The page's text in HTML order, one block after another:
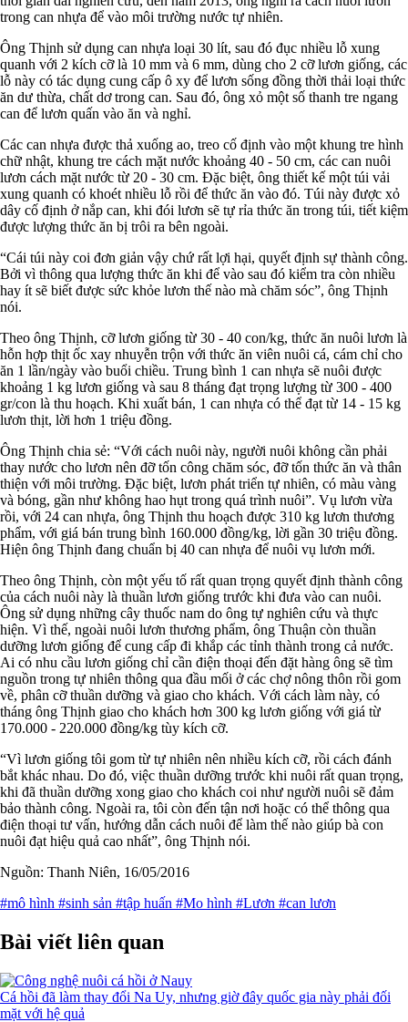
trong can nhựa để vào môi trường nước tự nhiên.
Ông Thịnh sử dụng can nhựa loại 30 lít, sau đó đục nhiều lỗ xung
quanh với 2 kích cỡ là 10 mm và 6 mm, dùng cho 2 cỡ lươn giống, các
lỗ này có tác dụng cung cấp ô xy để lươn sống đồng thời thải loại thức
ăn dư thừa, chất dơ trong can. Sau đó, ông xỏ một số thanh tre ngang
can để lươn quấn vào ăn và nghỉ.
Các can nhựa được thả xuống ao, treo cố định vào một khung tre hình
chữ nhật, khung tre cách mặt nước khoảng 40 - 50 cm, các can nuôi
lươn cách mặt nước từ 20 - 30 cm. Đặc biệt, ông thiết kế một túi vải
xung quanh có khoét nhiều lỗ rồi để thức ăn vào đó. Túi này được xỏ
dây cố định ở nắp can, khi đói lươn sẽ tự rỉa thức ăn trong túi, tiết kiệm
được lượng thức ăn bị trôi ra bên ngoài.
“Cái túi này coi đơn giản vậy chứ rất lợi hại, quyết định sự thành công.
Bởi vì thông qua lượng thức ăn khi để vào sau đó kiểm tra còn nhiều
hay ít sẽ biết được sức khỏe lươn thế nào mà chăm sóc”, ông Thịnh
nói.
Theo ông Thịnh, cỡ lươn giống từ 30 - 40 con/kg, thức ăn nuôi lươn là
hỗn hợp thịt ốc xay nhuyễn trộn với thức ăn viên nuôi cá, cám chỉ cho
ăn 1 lần/ngày vào buổi chiều. Trung bình 1 can nhựa sẽ nuôi được
khoảng 1 kg lươn giống và sau 8 tháng đạt trọng lượng từ 300 - 400
gr/con là thu hoạch. Khi xuất bán, 1 can nhựa có thể đạt từ 14 - 15 kg
lươn thịt, lời hơn 1 triệu đồng.
Ông Thịnh chia sẻ: “Với cách nuôi này, người nuôi không cần phải
thay nước cho lươn nên đỡ tốn công chăm sóc, đỡ tốn thức ăn và thân
thiện với môi trường. Đặc biệt, lươn phát triển tự nhiên, có màu vàng
và bóng, gần như không hao hụt trong quá trình nuôi”. Vụ lươn vừa
rồi, với 24 can nhựa, ông Thịnh thu hoạch được 310 kg lươn thương
phẩm, với giá bán trung bình 160.000 đồng/kg, lời gần 30 triệu đồng.
Hiện ông Thịnh đang chuẩn bị 40 can nhựa để nuôi vụ lươn mới.
Theo ông Thịnh, còn một yếu tố rất quan trọng quyết định thành công
của cách nuôi này là thuần lươn giống trước khi đưa vào can nuôi.
Ông sử dụng những cây thuốc nam do ông tự nghiên cứu và thực
hiện. Vì thế, ngoài nuôi lươn thương phẩm, ông Thuận còn thuần
dưỡng lươn giống để cung cấp đi khắp các tỉnh thành trong cả nước.
Ai có nhu cầu lươn giống chỉ cần điện thoại đến đặt hàng ông sẽ tìm
nguồn trong tự nhiên thông qua đầu mối ở các chợ nông thôn rồi gom
về, phân cỡ thuần dưỡng và giao cho khách. Với cách làm này, có
tháng ông Thịnh giao cho khách hơn 300 kg lươn giống với giá từ
170.000 - 220.000 đồng/kg tùy kích cỡ.
“Vì lươn giống tôi gom từ tự nhiên nên nhiều kích cỡ, rồi cách đánh
bắt khác nhau. Do đó, việc thuần dưỡng trước khi nuôi rất quan trọng,
khi đã thuần dưỡng xong giao cho khách coi như người nuôi sẽ đảm
bảo thành công. Ngoài ra, tôi còn đến tận nơi hoặc có thể thông qua
điện thoại tư vấn, hướng dẫn cách nuôi để làm thế nào giúp bà con
nuôi đạt hiệu quả cao nhất”, ông Thịnh nói.
Nguồn: Thanh Niên, 16/05/2016
#mô hình #sinh sản #tập huấn #Mo hình #Lươn #can lươn
Bài viết liên quan
Cá hồi đã làm thay đổi Na Uy, nhưng giờ đây quốc gia này phải đối
mặt với hệ quả